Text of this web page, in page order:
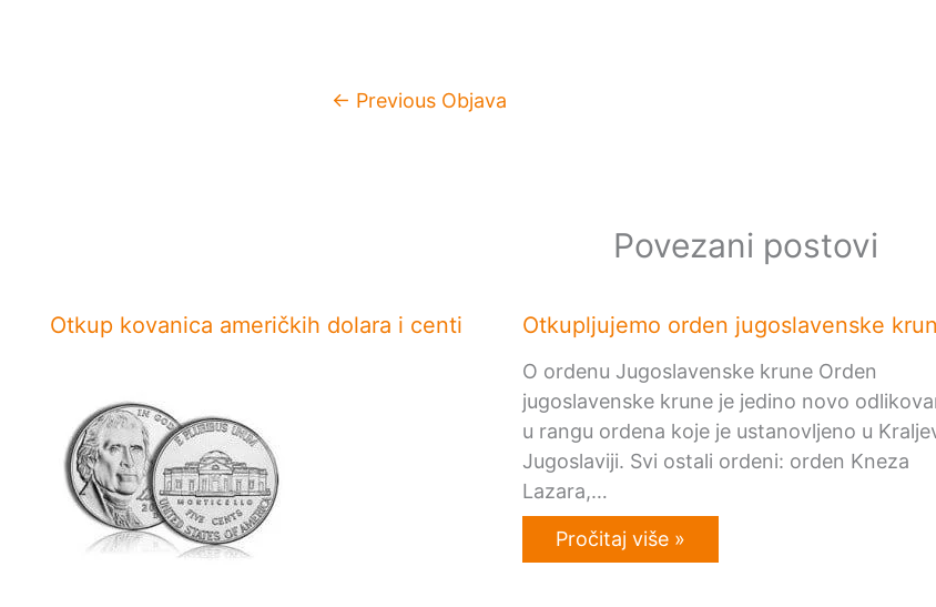
← Previous Objava
Povezani postovi
Otkup kovanica američkih dolara i centi Otkupljujemo orden jugoslavenske
O ordenu Jugoslavenske krune Orden
jugoslavenske krune je jedino novo
u rangu ordena koje je ustanovljeno u
Jugoslaviji. Svi ostali ordeni: orden Kneza
Lazara,…
Pročitaj više »